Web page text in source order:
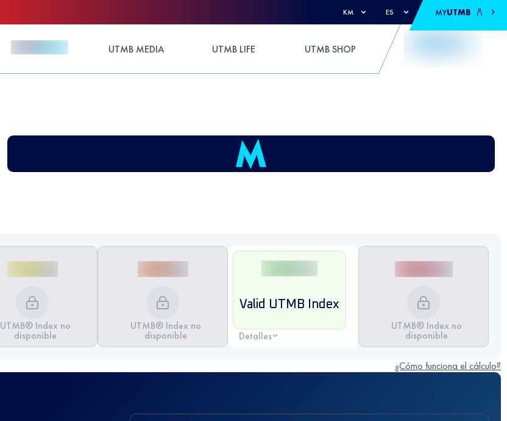
KM ES MYUTMB
UTMB MEDIA UTMB LIFE UTMB SHOP
UTMB® Index no
disponible
UTMB® Index no
disponible
Valid UTMB Index
Detalles
UTMB® Index no
disponible
¿Cómo funciona el cálculo?